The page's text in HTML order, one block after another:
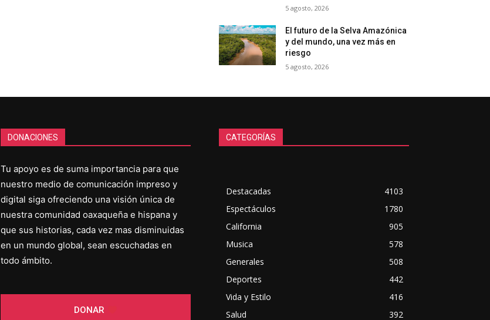
5 agosto, 2026
El futuro de la Selva Amazónica
y del mundo, una vez más en
riesgo
5 agosto, 2026
DONACIONES
Tu apoyo es de suma importancia para que
nuestro medio de comunicación impreso y
digital siga ofreciendo una visión única de
nuestra comunidad oaxaqueña e hispana y
que sus historias, cada vez mas disminuidas
en un mundo global, sean escuchadas en
todo ámbito.
DONAR
CATEGORÍAS
Destacadas
4103
Espectáculos
1780
California
905
Musica
578
Generales
508
Deportes
442
Vida y Estilo
416
Salud
392